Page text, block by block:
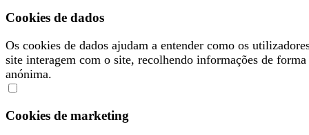
Cookies de dados
Os cookies de dados ajudam a entender como os
site interagem com o site, recolhendo informações de forma
anónima.
Cookies de marketing